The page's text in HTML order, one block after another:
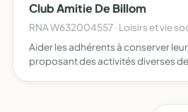
Club Amitie De Billom
RNA W632004557 · Loisirs et vie
Aider les adhérents à conserver
proposant des activités diverses